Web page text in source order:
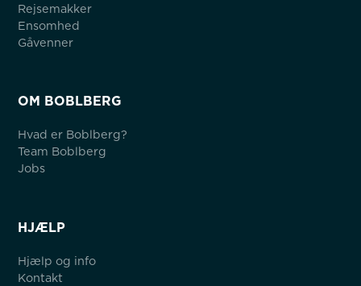
Rejsemakker
Ensomhed
Gåvenner
OM BOBLBERG
Hvad er Boblberg?
Team Boblberg
Jobs
HJÆLP
Hjælp og info
Kontakt